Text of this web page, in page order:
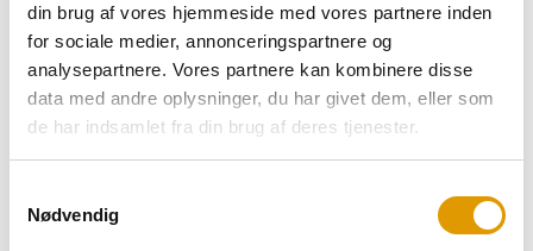
din brug af vores hjemmeside med vores partnere inden
for sociale medier, annonceringspartnere og
analysepartnere. Vores partnere kan kombinere disse
data med andre oplysninger, du har givet dem, eller som
de har indsamlet fra din brug af deres tjenester.
Nødvendig
SE VORES UDSTYR
professionel servering. Perfekt til barer, events og
fester – ingen manuel blanding, bare iskold cocktail på